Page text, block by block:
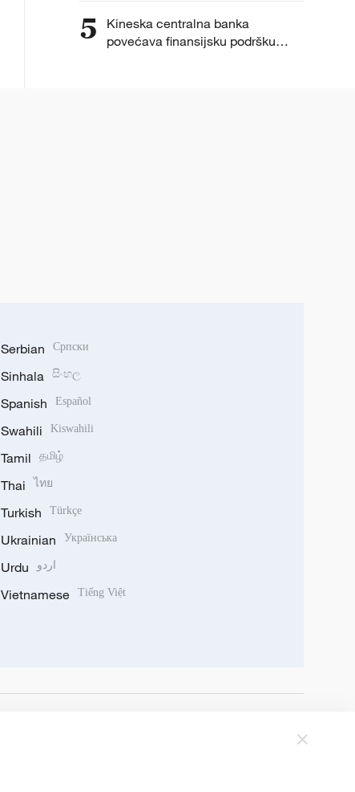
5
Kineska centralna banka
povećava finansijsku podršku
Serbian Српски
Sinhala සිංහල
Spanish Español
Swahili Kiswahili
Tamil தமிழ்
Thai ไทย
Turkish Türkçe
Ukrainian Українська
Urdu اردو
Vietnamese Tiếng Việt